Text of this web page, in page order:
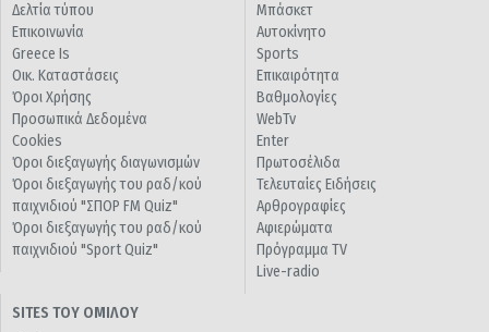
Δελτία τύπου
Επικοινωνία
Greece Is
Οικ. Καταστάσεις
Όροι Χρήσης
Προσωπικά Δεδομένα
Cookies
Όροι διεξαγωγής διαγωνισμών
Όροι διεξαγωγής του ραδ/κού
παιχνιδιού "ΣΠΟΡ FM Quiz"
Όροι διεξαγωγής του ραδ/κού
παιχνιδιού "Sport Quiz"
Μπάσκετ
Αυτοκίνητο
Sports
Επικαιρότητα
Βαθμολογίες
WebTv
Enter
Πρωτοσέλιδα
Τελευταίες Ειδήσεις
Αρθρογραφίες
Αφιερώματα
Πρόγραμμα TV
Live-radio
SITES ΤΟΥ ΟΜΙΛΟΥ